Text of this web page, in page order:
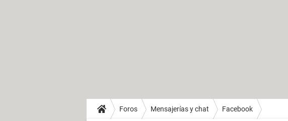
Foros Mensajerías y chat Facebook